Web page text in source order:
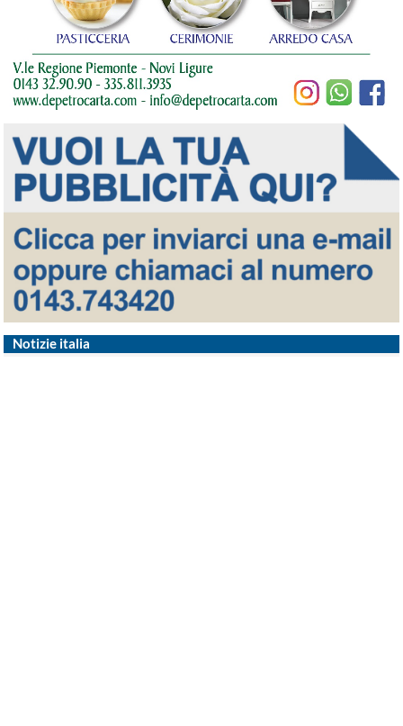
Notizie italia